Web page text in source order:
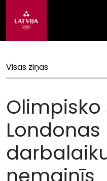
Visas ziņas
Londonas